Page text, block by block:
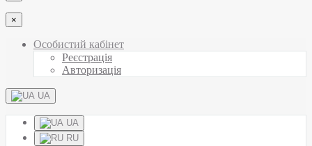
×
Особистий кабінет
Реєстрація
Авторизація
UA
UA
RU